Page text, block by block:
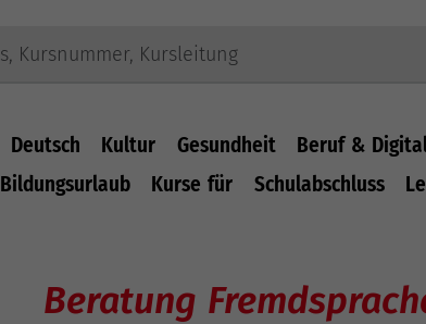
Deutsch Kultur Gesundheit Beruf &
Bildungsurlaub Kurse für Schulabschluss
Beratung